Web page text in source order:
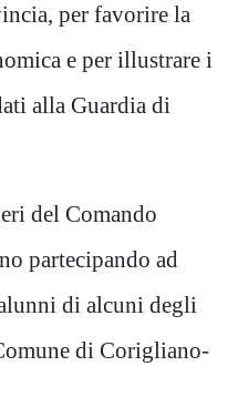
per favorire la
e per illustrare i
alla Guardia di
del Comando
partecipando ad
di alcuni degli
di Corigliano-